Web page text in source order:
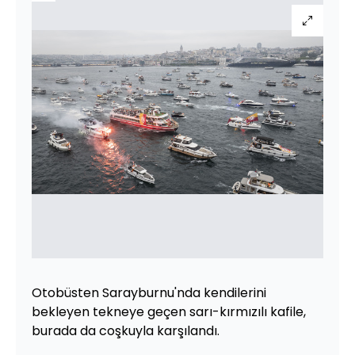
Otobüsten Sarayburnu'nda kendilerini
bekleyen tekneye geçen sarı-kırmızılı kafile,
burada da coşkuyla karşılandı.